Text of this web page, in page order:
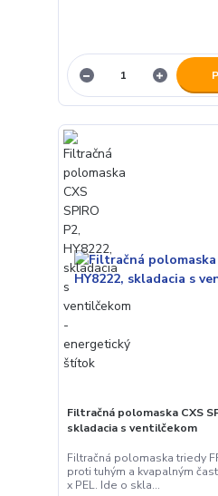
Filtračná polomaska CXS
skladacia s ventilčekom
Filtračná polomaska triedy
proti tuhým a kvapalným
x PEL. Ide o skla...